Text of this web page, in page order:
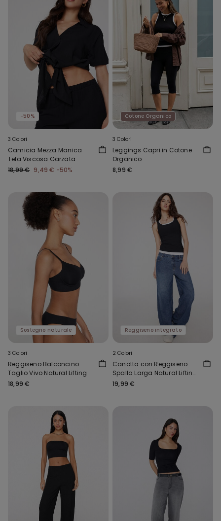
-50%
3 Colori
Camicia Mezza Manica
Tela Viscosa Garzata
18,99 € 9,49 € -50%
Cotone Organico
3 Colori
Leggings Capri in Cotone
Organico
8,99 €
Sostegno naturale
3 Colori
Reggiseno Balconcino
Taglio Vivo Natural Lifting
18,99 €
Reggiseno integrato
2 Colori
Canotta con Reggiseno
Spalla Larga Natural Lifting
2 in 1
19,99 €